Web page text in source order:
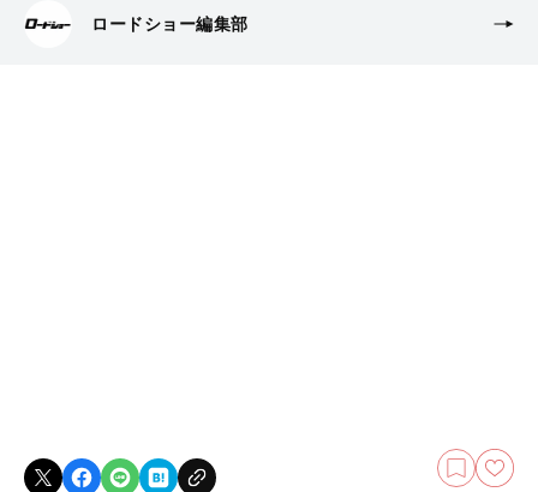
ロードショー編集部